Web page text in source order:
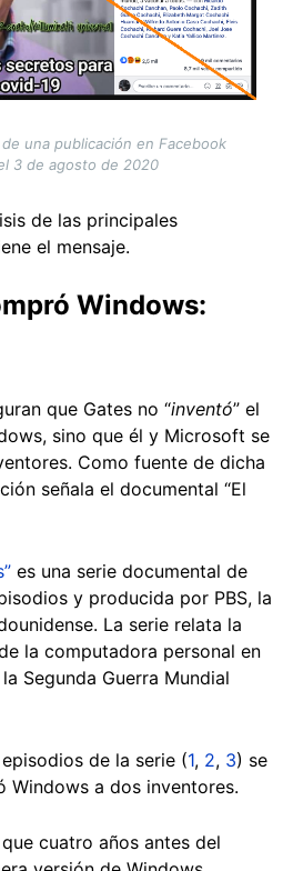
una publicación en Facebook
3 de agosto de 2020
de las principales
el mensaje.
Windows:
que Gates no “inventó” el
sino que él y Microsoft se
Como fuente de dicha
señala el documental “El
es una serie documental de
y producida por PBS, la
La serie relata la
la computadora personal en
Segunda Guerra Mundial
de la serie (1, 2, 3) se
Windows a dos inventores.
cuatro años antes del